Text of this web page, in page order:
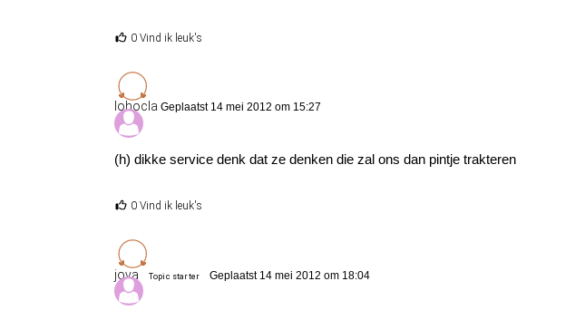
0 Vind ik leuk's
lohocla Geplaatst 14 mei 2012 om 15:27
(h) dikke service denk dat ze denken die zal ons dan pintje trakteren
0 Vind ik leuk's
jova Topic starter Geplaatst 14 mei 2012 om 18:04